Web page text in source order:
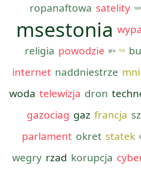
ropanaftowa satelity
msestonia
religia powodzie gru fsb
internet naddniestrze
woda telewizja dron
gazociag gaz francja
parlament okret statek
wegry rzad korupcja